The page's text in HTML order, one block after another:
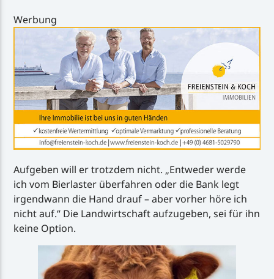
Werbung
Aufgeben will er trotzdem nicht. „Entweder werde
ich vom Bierlaster überfahren oder die Bank legt
irgendwann die Hand drauf – aber vorher höre ich
nicht auf.“ Die Landwirtschaft aufzugeben, sei für ihn
keine Option.